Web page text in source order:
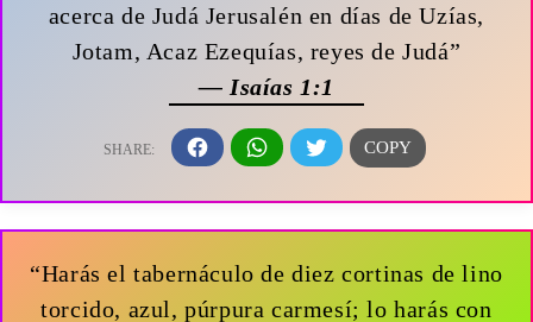
acerca de Judá Jerusalén en días de Uzías,
Jotam, Acaz Ezequías, reyes de Judá”
— Isaías 1:1
“Harás el tabernáculo de diez cortinas de lino
torcido, azul, púrpura carmesí; lo harás con